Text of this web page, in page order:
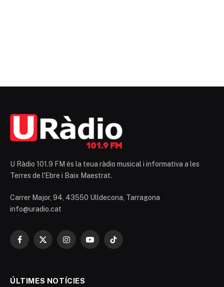
U Ràdio 101.9 FM és la teua ràdio musical i informativa a les
Terres de l'Ebre i Baix Maestrat.
Carrer Major, 94, 43550 Ulldecona, Tarragona
info@uradio.cat
Facebook
X
InstagramYouTubeTikTok
ÚLTIMES NOTÍCIES